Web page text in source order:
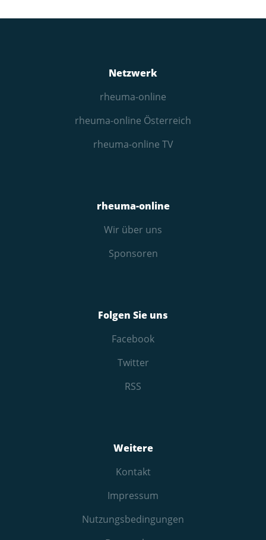
Netzwerk
rheuma-online
rheuma-online Österreich
rheuma-online TV
rheuma-online
Wir über uns
Sponsoren
Folgen Sie uns
Facebook
Twitter
RSS
Weitere
Kontakt
Impressum
Nutzungs­bedingungen